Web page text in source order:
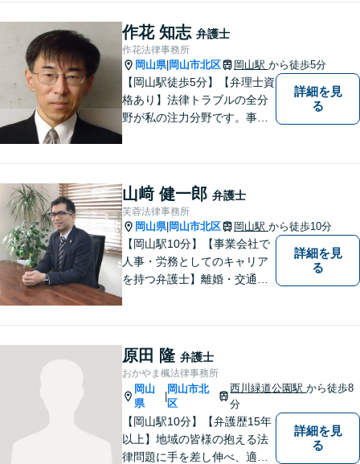
相談ください。依頼者さまの
サポートができるよう努めて
まいります。
作花 知志 弁護士
作花法律事務所
岡山県| 岡山市北区 岡山駅 から徒歩5分
【岡山駅徒歩5分】【弁理士資
格あり】法律トラブルの全分
野が私の注力分野です。事務
ラス対応】【後払い対応】
【日弁連国際人権問題委員会
所属】お困りの方は、お気軽
にご相談下さい。
詳細を見
る
山﨑 健一郎 弁護士
芙蓉法律事務所
岡山県| 岡山市北区 岡山駅 から徒歩10分
【岡山駅10分】【事業会社で
人事・労務としてのキャリア
を持つ弁護士】離婚・交通事
とお話をうかがうことを心掛
けています。必要に応じ、他
士業と連携して解決を図りま
す。
詳細を見
る
原田 隆 弁護士
おかやま楓法律事務所
岡山
県
|
岡山市北
区
西川緑道公園駅から徒歩8
分
【岡山駅10分】【弁護歴15年
以上】地域の皆様の抱える法
律問題に手を差し伸べ、適切
詳細を見
る